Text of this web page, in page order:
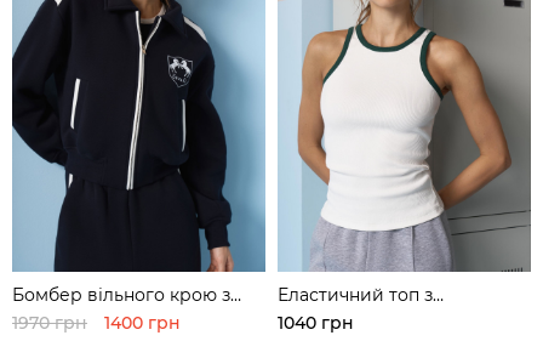
Бомбер вільного крою з
футера
1970 грн 1400 грн
Еластичний топ з
контрастною обробкою
1040 грн